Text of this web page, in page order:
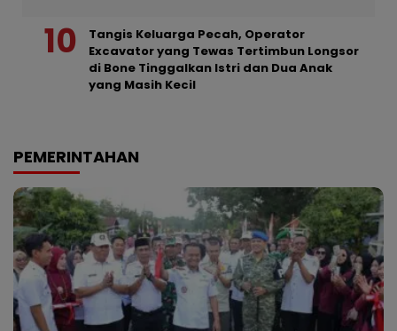
Tangis Keluarga Pecah, Operator
Excavator yang Tewas Tertimbun Longsor
di Bone Tinggalkan Istri dan Dua Anak
yang Masih Kecil
PEMERINTAHAN